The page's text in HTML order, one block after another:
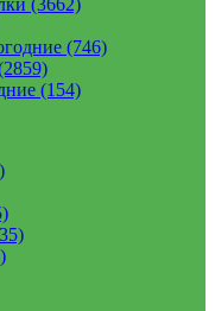
(3662)
(746)
(154)